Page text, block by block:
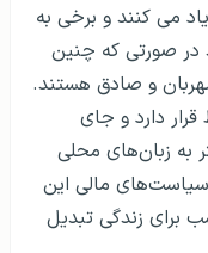
می کنند و برخی به
در صورتی که چنین
و صادق هستند.
دارد و جای
به زبان‌های محلی
مالی این
برای زندگی تبدیل